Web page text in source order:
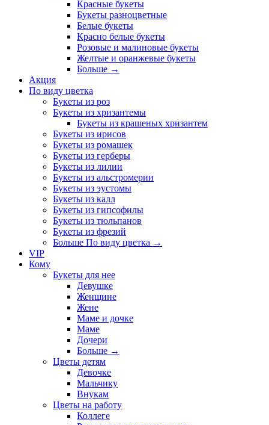
Красные букеты
Букеты разноцветные
Белые букеты
Красно белые букеты
Розовые и малиновые букеты
Желтые и оранжевые букеты
Больше →
Акция
По виду цветка
Букеты из роз
Букеты из хризантемы
Букеты из крашеных хризантем
Букеты из ирисов
Букеты из ромашек
Букеты из герберы
Букеты из лилии
Букеты из альстромерии
Букеты из эустомы
Букеты из калл
Букеты из гипсофилы
Букеты из тюльпанов
Букеты из фрезий
Больше По виду цветка →
VIP
Кому
Букеты для нее
Девушке
Женщине
Жене
Маме и дочке
Маме
Дочери
Больше →
Цветы детям
Девочке
Мальчику
Внукам
Цветы на работу
Коллеге